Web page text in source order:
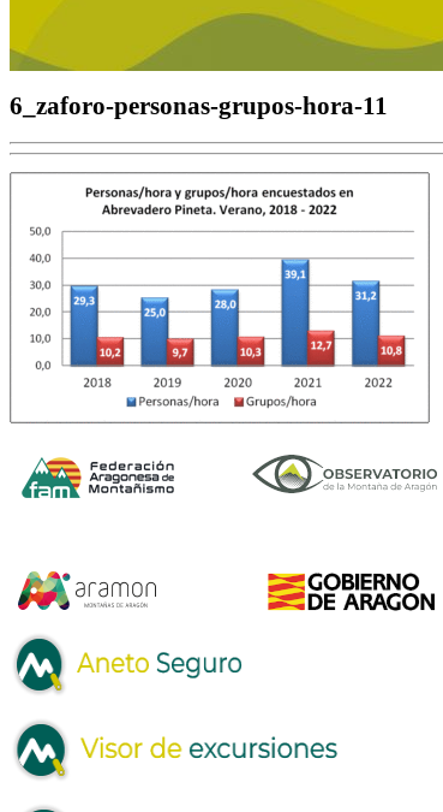
6_zaforo-personas-grupos-hora-11